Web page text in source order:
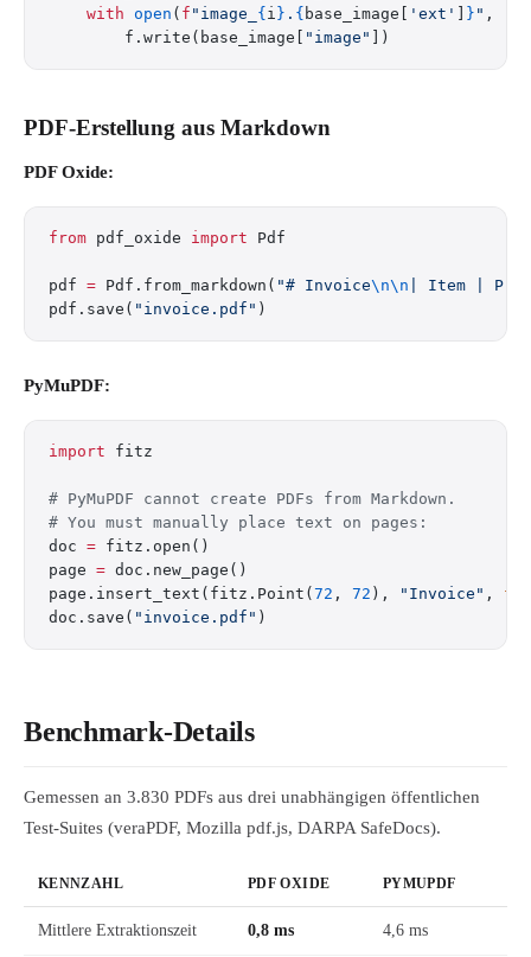
    with
open ( f "image_ { i } . { base_image[ 'ext' } " ,
        f.write(base_image[
"image" ])
PDF-Erstellung aus Markdown
PDF Oxide:
from pdf_oxide import Pdf
pdf = Pdf.from_markdown( "# Invoice\n\n | Item |
pdf.save( "invoice.pdf" )
PyMuPDF:
import fitz
# PyMuPDF cannot create PDFs from Markdown.
# You must manually place text on pages:
doc = fitz.open()
page = doc.new_page()
page.insert_text(fitz.Point( 72 , 72 ), "Invoice" ,
doc.save( "invoice.pdf" )
Benchmark-Details
Gemessen an 3.830 PDFs aus drei unabhängigen öffentlichen
Test-Suites (veraPDF, Mozilla pdf.js, DARPA SafeDocs).
KENNZAHL PDF OXIDE PYMUPDF
Mittlere Extraktionszeit 0,8 ms 4,6 ms